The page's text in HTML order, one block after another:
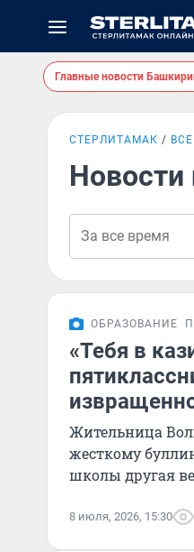
Главные новости
СТЕРЛИТАМАК
Новости
ОБРАЗОВАНИЕ
«Тебя в
Жительница
жесткому
школы другая
8 июля, 2026, 15:30